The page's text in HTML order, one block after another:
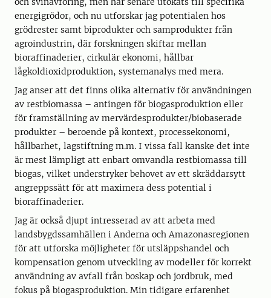
energigrödor, och nu utforskar jag potentialen hos
grödrester samt biprodukter och samprodukter från
agroindustrin, där forskningen skiftar mellan
bioraffinaderier, cirkulär ekonomi, hållbar
lågkoldioxidproduktion, systemanalys med mera.
Jag anser att det finns olika alternativ för användningen
av restbiomassa – antingen för biogasproduktion eller
för framställning av mervärdesprodukter/biobaserade
produkter – beroende på kontext, processekonomi,
hållbarhet, lagstiftning m.m. I vissa fall kanske det inte
är mest lämpligt att enbart omvandla restbiomassa till
biogas, vilket understryker behovet av ett skräddarsytt
angreppssätt för att maximera dess potential i
bioraffinaderier.
Jag är också djupt intresserad av att arbeta med
landsbygdssamhällen i Anderna och Amazonasregionen
för att utforska möjligheter för utsläppshandel och
kompensation genom utveckling av modeller för korrekt
användning av avfall från boskap och jordbruk, med
fokus på biogasproduktion. Min tidigare erfarenhet